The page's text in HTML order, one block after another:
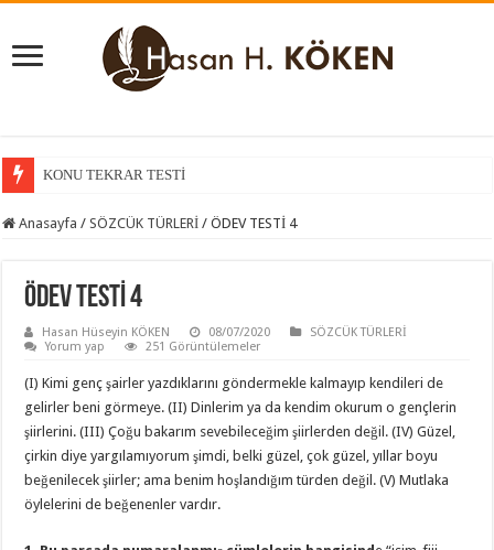
KONU TEKRAR TESTİ
KONU KAVRAMA TESTİ
Anasayfa / SÖZCÜK TÜRLERİ / ÖDEV TESTİ 4
ÖDEV TESTİ 4
Hasan Hüseyin KÖKEN 08/07/2020
SÖZCÜK TÜRLERİ
Yorum yap
251 Görüntülemeler
(I) Kimi genç şairler yazdıklarını göndermekle kalmayıp kendileri de
gelirler beni görmeye. (II) Dinlerim ya da kendim okurum o gençlerin
şiirlerini. (III) Çoğu bakarım sevebileceğim şiirlerden değil. (IV) Güzel,
çirkin diye yargılamıyorum şimdi, belki güzel, çok güzel, yıllar boyu
beğenilecek şiirler; ama benim hoşlandığım türden değil. (V) Mutlaka
öylelerini de beğenenler vardır.